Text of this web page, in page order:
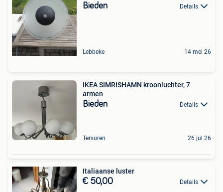
Bieden Details
Lebbeke 14 mei 26
IKEA SIMRISHAMN kroonluchter, 7
armen
Bieden Details
Tervuren 26 jul 26
Italiaanse luster
€ 50,00 Details